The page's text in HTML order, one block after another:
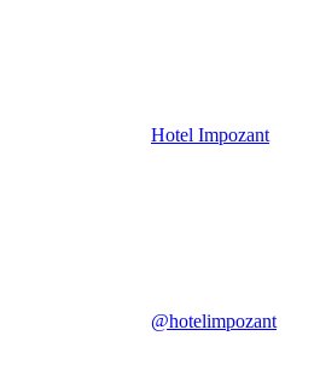
Hotel Impozant
@hotelimpozant